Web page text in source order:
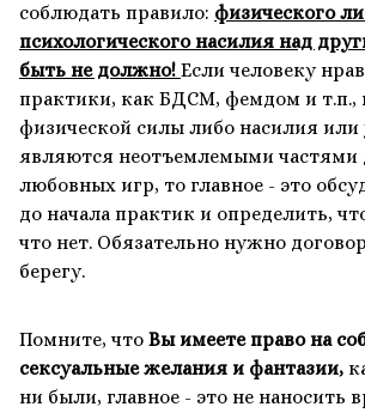
соблюдать правило: физического
психологического насилия над
быть не должно! Если человеку
практики, как БДСМ, фемдом и т.п.,
физической силы либо насилия
являются неотъемлемыми частями
любовных игр, то главное - это
до начала практик и определить,
что нет. Обязательно нужно
берегу.
Помните, что Вы имеете право на
сексуальные желания и фантазии,
ни были, главное - это не наносить